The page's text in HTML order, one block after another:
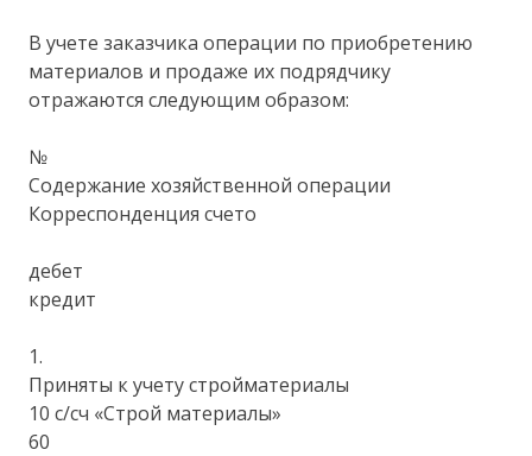
В учете заказчика операции по приобретению
материалов и продаже их подрядчику
отражаются следующим образом:
№
Содержание хозяйственной операции
Корреспонденция счето
дебет
кредит
1.
Приняты к учету стройматериалы
10 с/сч «Строй материалы»
60